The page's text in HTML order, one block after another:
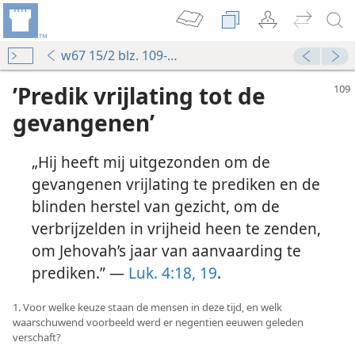
w67 15/2 blz. 109-115
’Predik vrijlating tot de
gevangenen’
„Hij heeft mij uitgezonden om de
gevangenen vrijlating te prediken en de
blinden herstel van gezicht, om de
verbrijzelden in vrijheid heen te zenden,
om Jehovah’s jaar van aanvaarding te
prediken.” — Luk. 4:18, 19.
1. Voor welke keuze staan de mensen in deze tijd, en welk
waarschuwend voorbeeld werd er negentien eeuwen geleden
verschaft?